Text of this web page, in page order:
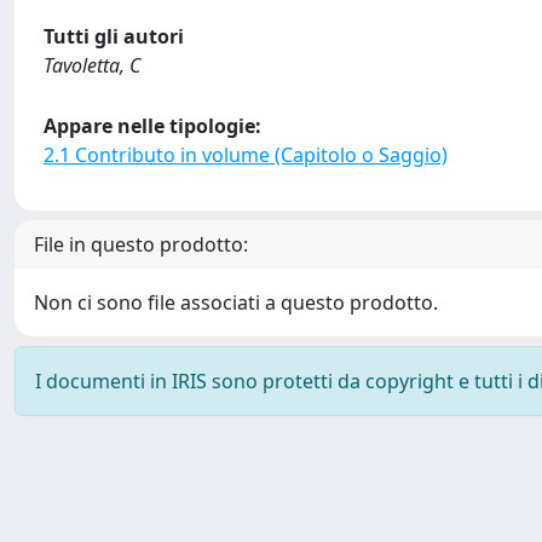
Tutti gli autori
Tavoletta, C
Appare nelle tipologie:
2.1 Contributo in volume (Capitolo o Saggio)
File in questo prodotto:
Non ci sono file associati a questo prodotto.
I documenti in IRIS sono protetti da copyright e tutti i